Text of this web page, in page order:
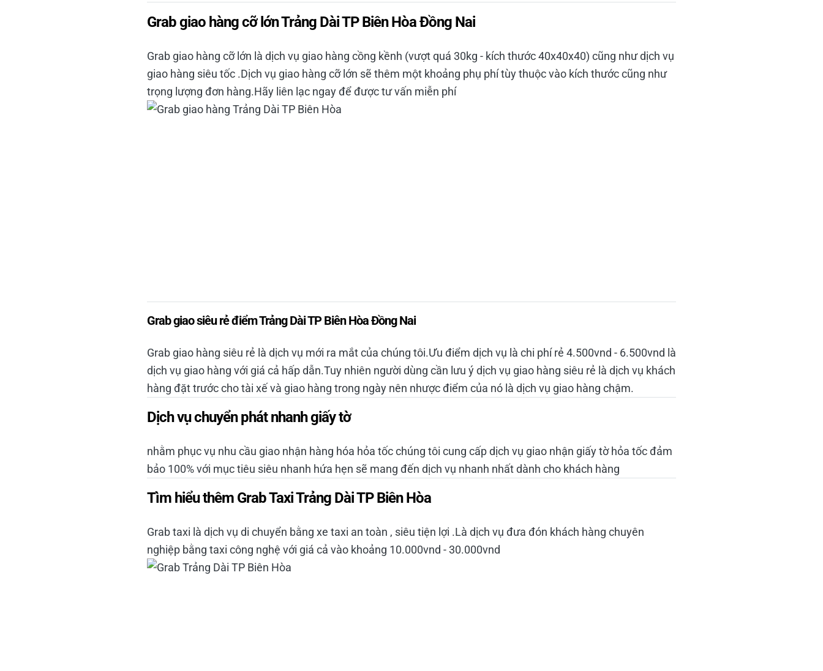
Grab giao hàng cỡ lớn Trảng Dài TP Biên Hòa Đồng Nai
Grab giao hàng cỡ lớn là dịch vụ giao hàng cồng kềnh (vượt quá 30kg - kích thước 40x40x40) cũng như dịch vụ
giao hàng siêu tốc .Dịch vụ giao hàng cỡ lớn sẽ thêm một khoảng phụ phí tùy thuộc vào kích thước cũng như
trọng lượng đơn hàng.Hãy liên lạc ngay để được tư vấn miễn phí
Grab giao siêu rẻ điểm Trảng Dài TP Biên Hòa Đồng Nai
Grab giao hàng siêu rẻ là dịch vụ mới ra mắt của chúng tôi.Ưu điểm dịch vụ là chi phí rẻ 4.500vnd - 6.500vnd là
dịch vụ giao hàng với giá cả hấp dẫn.Tuy nhiên người dùng cần lưu ý dịch vụ giao hàng siêu rẻ là dịch vụ khách
hàng đặt trước cho tài xế và giao hàng trong ngày nên nhược điểm của nó là dịch vụ giao hàng chậm.
Dịch vụ chuyển phát nhanh giấy tờ
nhằm phục vụ nhu cầu giao nhận hàng hóa hỏa tốc chúng tôi cung cấp dịch vụ giao nhận giấy tờ hỏa tốc đảm
bảo 100% với mục tiêu siêu nhanh hứa hẹn sẽ mang đến dịch vụ nhanh nhất dành cho khách hàng
Tìm hiểu thêm Grab Taxi Trảng Dài TP Biên Hòa
Grab taxi là dịch vụ di chuyển bằng xe taxi an toàn , siêu tiện lợi .Là dịch vụ đưa đón khách hàng chuyên
nghiệp bằng taxi công nghệ với giá cả vào khoảng 10.000vnd - 30.000vnd